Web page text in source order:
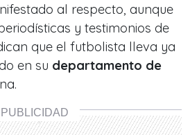
al respecto, aunque
y testimonios de
que el futbolista lleva ya
en su departamento de